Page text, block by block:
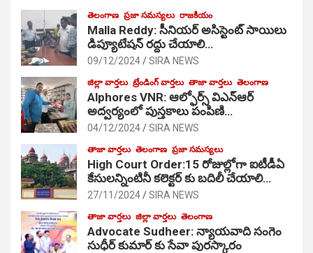
తెలంగాణ ప్రజా సమస్యలు రాజకీయం
Malla Reddy: సీనియర్ అసిస్టెంట్ సాయిలు
డిప్యూటేషన్ రద్దు చేయాలి…
09/12/2024 SIRA NEWS
జిల్లా వార్తలు ట్రేండింగ్ వార్తలు తాజా వార్తలు తెలంగాణ
Alphores VNR: ఆల్ఫోర్స్ విఎన్ఆర్
అద్వర్యంలో పుస్తకాలు పంపిణి…
04/12/2024 SIRA NEWS
తాజా వార్తలు తెలంగాణ ప్రజా సమస్యలు
High Court Order:15 రోజుల్లోగా ఐటీడీఏ
కేసులన్నింటినీ కలెక్టర్ కు బదిలీ చేయాలి…
27/11/2024 SIRA NEWS
తాజా వార్తలు జిల్లా వార్తలు తెలంగాణ
Advocate Sudheer: న్యాయవాది సంగెం
సుధీర్ కుమార్ కు సేవా పురస్కారం